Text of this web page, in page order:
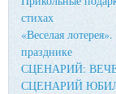
стихах
«Веселая
празднике
СЦЕНАРИЙ:
СЦЕНАРИЙ